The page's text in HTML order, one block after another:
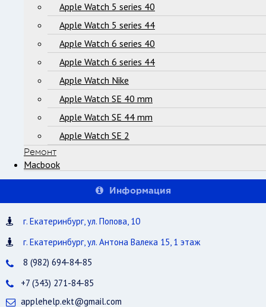
Apple Watch 5 series 40
Apple Watch 5 series 44
Apple Watch 6 series 40
Apple Watch 6 series 44
Apple Watch Nike
Apple Watch SE 40 mm
Apple Watch SE 44 mm
Apple Watch SE 2
Ремонт
Macbook
Информация
г. Екатеринбург, ул. Попова, 10
г. Екатеринбург, ул. Антона Валека 15, 1 этаж
8 (982) 694-84-85
+7 (343) 271-84-85
applehelp.ekt@gmail.com